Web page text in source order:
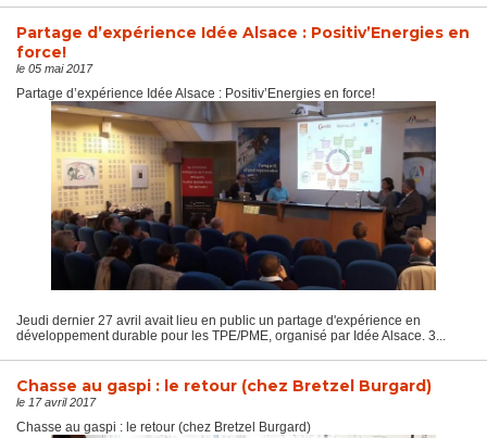
Partage d’expérience Idée Alsace : Positiv’Energies en
force!
le 05 mai 2017
Partage d’expérience Idée Alsace : Positiv’Energies en force!
Jeudi dernier 27 avril avait lieu en public un partage d'expérience en
développement durable pour les TPE/PME, organisé par Idée Alsace. 3...
Chasse au gaspi : le retour (chez Bretzel Burgard)
le 17 avril 2017
Chasse au gaspi : le retour (chez Bretzel Burgard)